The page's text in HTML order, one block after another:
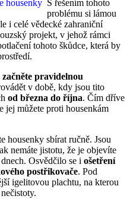
S řešením tohoto
problému si lámou
i celé vědecké zahraniční
projekt, v jehož rámci
tohoto škůdce, která by
začněte pravidelnou
v době, kdy jsou tito
od března do října. Čím dříve
jej můžete proti housenkám
housenky sbírat ručně. Jsou
nemáte jistotu, že je objevíte
Osvědčilo se i ošetření
postřikovače. Pod
igelitovou plachtu, na kterou